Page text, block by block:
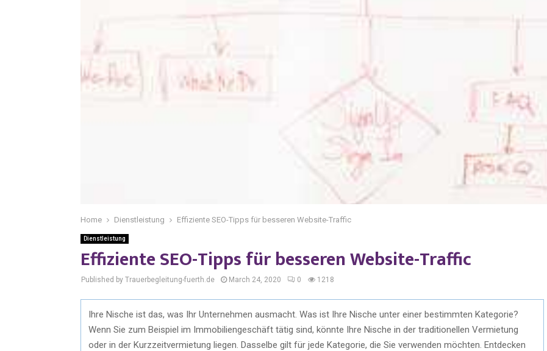
Home Dienstleistung Effiziente SEO-Tipps für besseren Website-Traffic
Dienstleistung
Effiziente SEO-Tipps für besseren Website-Traffic
Published by Trauerbegleitung-fuerth.de March 24, 2020 0 1218
Ihre Nische ist das, was Ihr Unternehmen ausmacht. Was ist Ihre Nische unter einer bestimmten Kategorie?
Wenn Sie zum Beispiel im Immobiliengeschäft tätig sind, könnte Ihre Nische in der traditionellen Vermietung
oder in der Kurzzeitvermietung liegen. Dasselbe gilt für jede Kategorie, die Sie verwenden möchten. Entdecken